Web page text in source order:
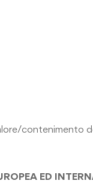
contenimento
ED